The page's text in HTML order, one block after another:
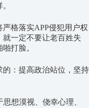
格落实APP侵犯用户权
一定不要让老百姓失
打脸。
：提高政治站位，坚持
想漠视、侥幸心理、